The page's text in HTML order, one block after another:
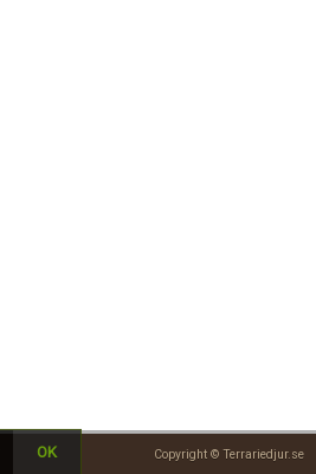
Copyright © Terrariedjur.se
OK